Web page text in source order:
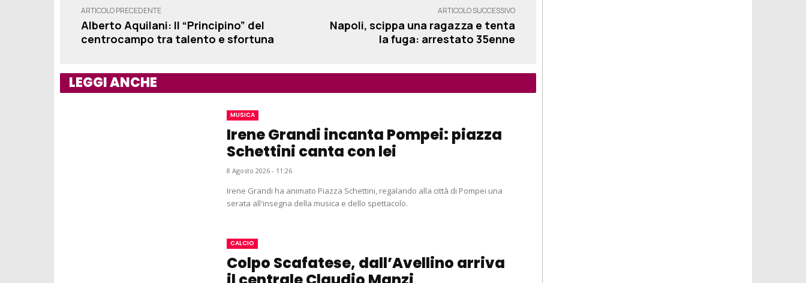
ARTICOLO PRECEDENTE
Alberto Aquilani: Il “Principino” del
centrocampo tra talento e sfortuna
ARTICOLO SUCCESSIVO
Napoli, scippa una ragazza e tenta
la fuga: arrestato 35enne
LEGGI ANCHE
MUSICA
Irene Grandi incanta Pompei: piazza
Schettini canta con lei
8 Agosto 2026 - 11:26
Irene Grandi ha animato Piazza Schettini, regalando alla città di Pompei una
serata all'insegna della musica e dello spettacolo.
CALCIO
Colpo Scafatese, dall’Avellino arriva